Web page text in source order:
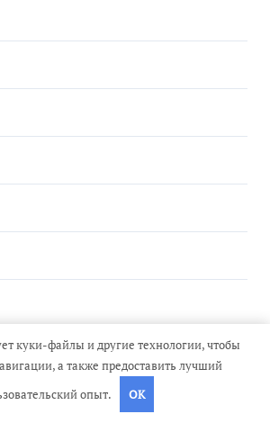
куки-файлы и другие технологии, чтобы
а также предоставить лучший
опыт.
OK